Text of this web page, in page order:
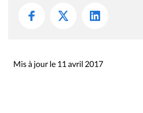
Mis à jour le 11 avril 2017